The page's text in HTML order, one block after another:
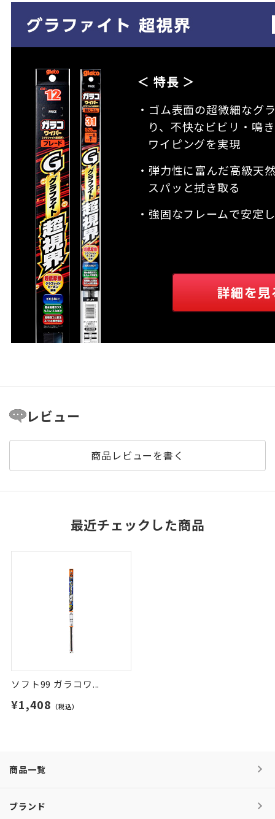
＜ 特長 ＞
・ゴム表面の超微細なグ
り、不快なビビリ・鳴
ワイピングを実現
・弾力性に富んだ高級天
スパッと拭き取る
・強固なフレームで安定
レビュー
商品レビューを書く
最近チェックした商品
ソフト99 ガラコワ...
¥1,408 （税込）
商品一覧
ブランド